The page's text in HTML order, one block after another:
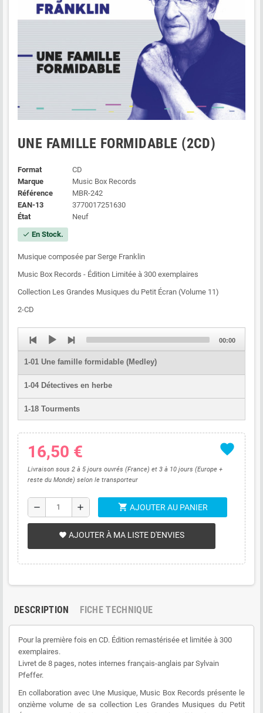
UNE FAMILLE FORMIDABLE (2CD)
Format
CD
Marque
Music Box Records
Référence
MBR-242
EAN-13
3770017251630
État
Neuf
check En Stock.
Musique composée par Serge Franklin
Music Box Records - Édition Limitée à 300 exemplaires
Collection Les Grandes Musiques du Petit Écran (Volume 11)
2-CD
Player
1-01 Une famille formidable (Medley)
1-04 Détectives en herbe
1-18 Tourments
1-24 Rendez-vous sur le port
1-26 Un album photos
1-28 Chasser le doute
1-29 L'éventail à soucis
2-02 Réunion de famille
2-10 La famille enquête
2-24 Vers de nouvelles aventures
2-30 Ainsi va la vie
Total
00:00
favorite
16,50 €
Livraison sous 2 à 5 jours ouvrés (France) et 3 à 10 jours (Europe +
reste du Monde) selon le transporteur
remove add shopping_cart AJOUTER AU PANIER
favorite AJOUTER À MA LISTE D'ENVIES
DESCRIPTION FICHE TECHNIQUE
Pour la première fois en CD. Édition remastérisée et limitée à 300
exemplaires.
Livret de 8 pages, notes internes français-anglais par Sylvain
Pfeffer.
En collaboration avec Une Musique, Music Box Records présente le
onzième volume de sa collection Les Grandes Musiques du Petit